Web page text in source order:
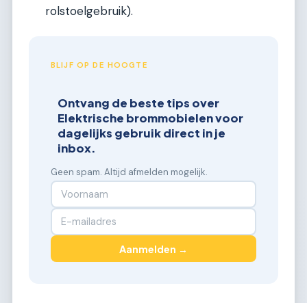
rolstoelgebruik).
BLIJF OP DE HOOGTE
Ontvang de beste tips over
Elektrische brommobielen voor
dagelijks gebruik direct in je
inbox.
Geen spam. Altijd afmelden mogelijk.
Aanmelden →